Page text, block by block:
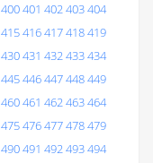
400401 402403404
415416417418419
430431 432433434
445446447448449
460461 462463464
475476477478479
490491 492493494